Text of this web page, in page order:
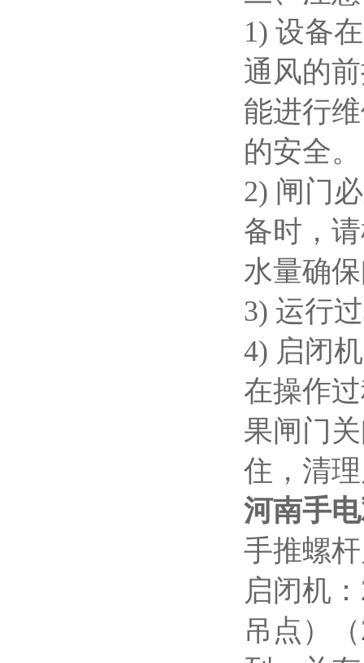
1) 设备
通风的
能进行
的安全
2) 闸门
备时，
水量确
3) 运行
4) 启闭
在操作
果闸门
住，清
河南手
手推螺
启闭机
吊点）